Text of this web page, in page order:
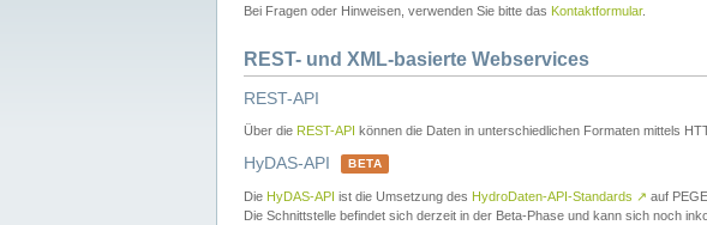
Bei Fragen oder Hinweisen, verwenden Sie bitte das Kontaktformular.
REST- und XML-basierte Webservices
REST-API
Über die REST-API können die Daten in unterschiedlichen Formaten mittels
HyDAS-API BETA
Die HyDAS-API ist die Umsetzung des HydroDaten-API-Standards ↗ auf
Die Schnittstelle befindet sich derzeit in der Beta-Phase und kann sich noch